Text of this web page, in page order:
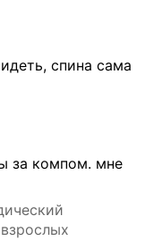
спина сама
за компом. мне